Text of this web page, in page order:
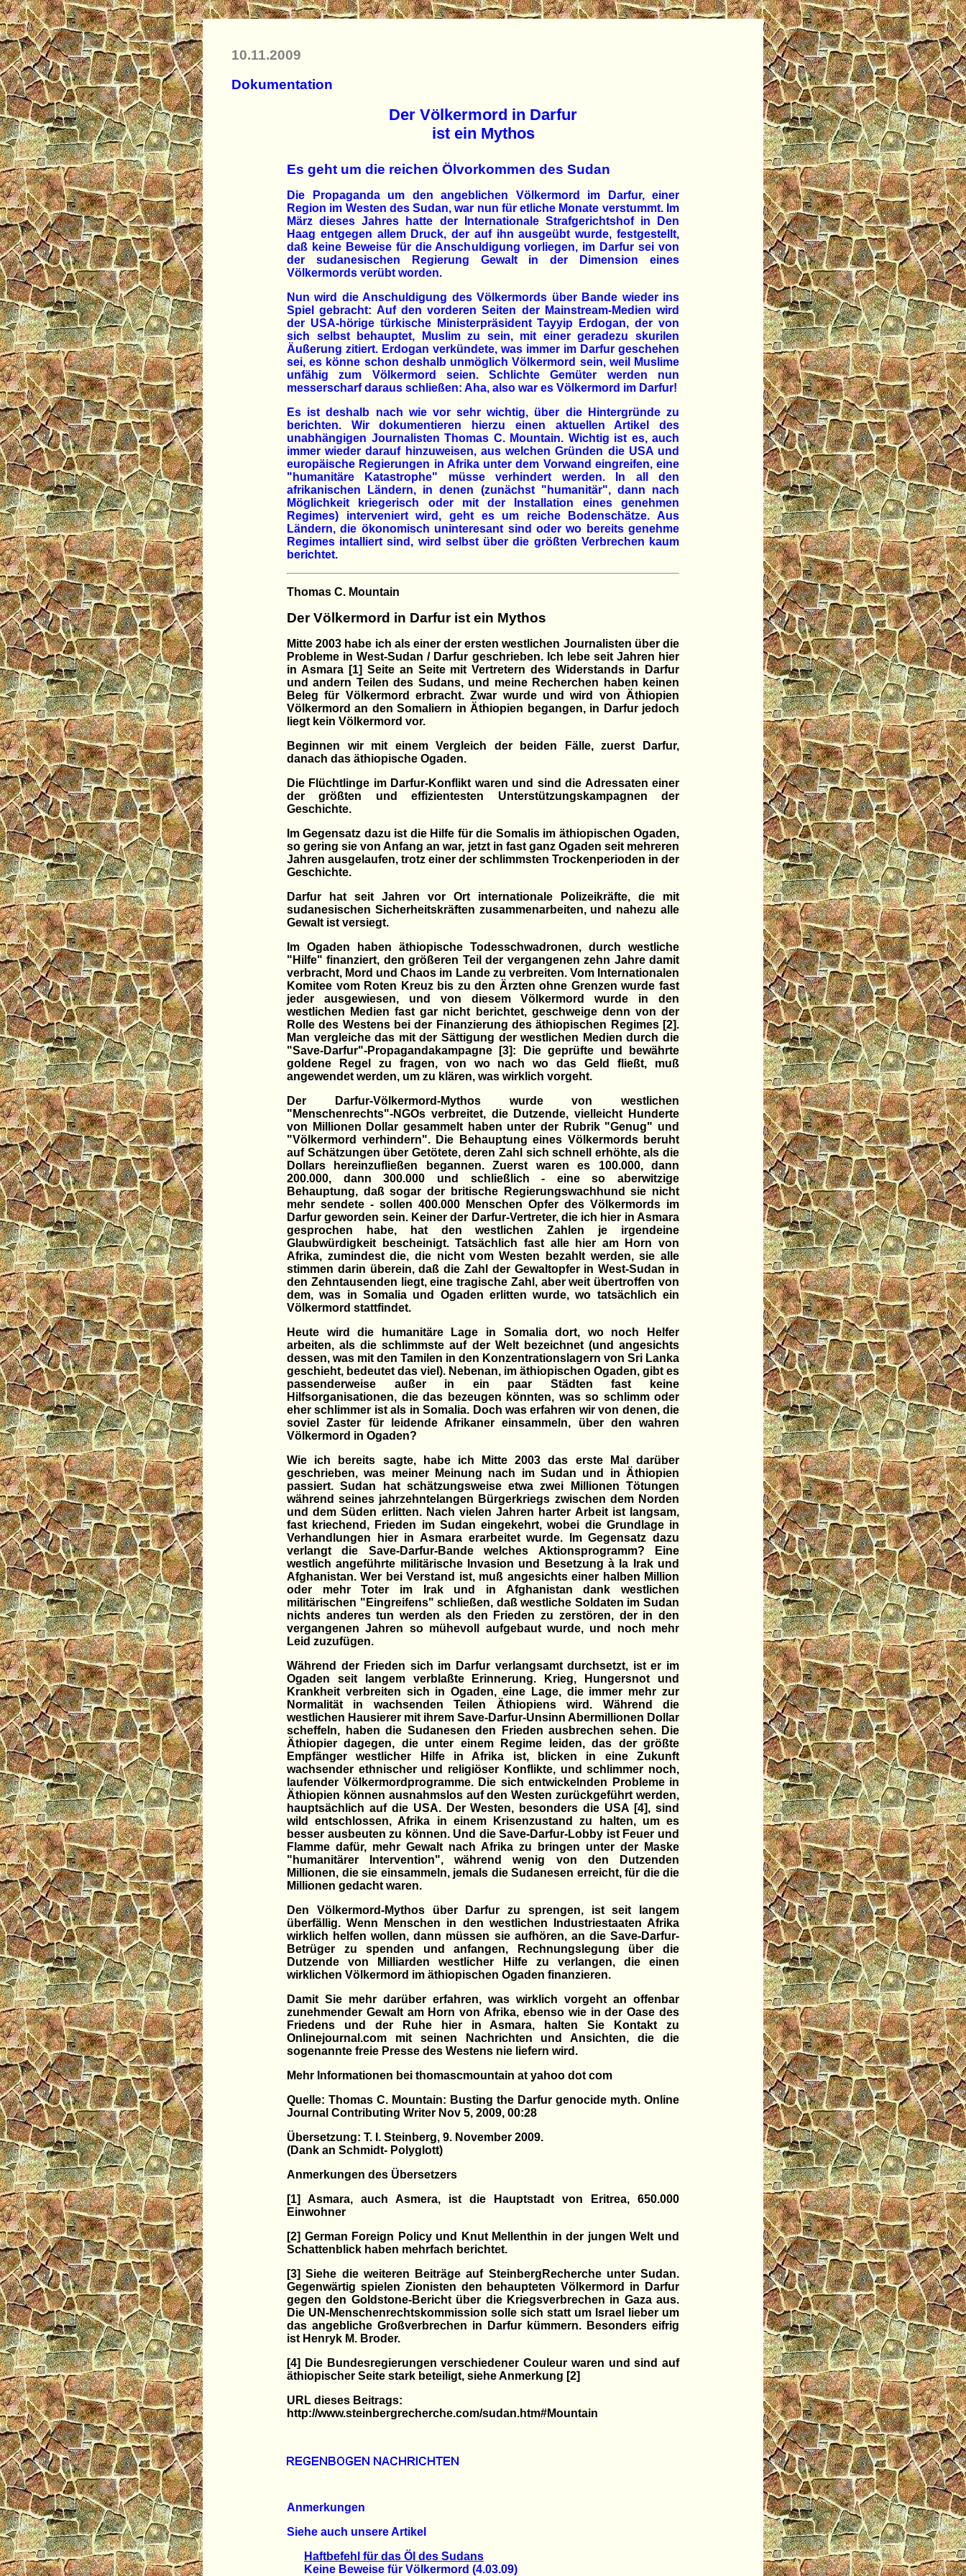
10.11.2009
Dokumentation
Der Völkermord in Darfur
ist ein Mythos
Es geht um die reichen Ölvorkommen des Sudan
Die Propaganda um den angeblichen Völkermord im Darfur, einer
Region im Westen des Sudan, war nun für etliche Monate verstummt. Im
März dieses Jahres hatte der Internationale Strafgerichtshof in Den
Haag entgegen allem Druck, der auf ihn ausgeübt wurde, festgestellt,
daß keine Beweise für die Anschuldigung vorliegen, im Darfur sei von
der sudanesischen Regierung Gewalt in der Dimension eines
Völkermords verübt worden.
Nun wird die Anschuldigung des Völkermords über Bande wieder ins
Spiel gebracht: Auf den vorderen Seiten der Mainstream-Medien wird
der USA-hörige türkische Ministerpräsident Tayyip Erdogan, der von
sich selbst behauptet, Muslim zu sein, mit einer geradezu skurilen
Äußerung zitiert. Erdogan verkündete, was immer im Darfur geschehen
sei, es könne schon deshalb unmöglich Völkermord sein, weil Muslime
unfähig zum Völkermord seien. Schlichte Gemüter werden nun
messerscharf daraus schließen: Aha, also war es Völkermord im Darfur!
Es ist deshalb nach wie vor sehr wichtig, über die Hintergründe zu
berichten. Wir dokumentieren hierzu einen aktuellen Artikel des
unabhängigen Journalisten Thomas C. Mountain. Wichtig ist es, auch
immer wieder darauf hinzuweisen, aus welchen Gründen die USA und
europäische Regierungen in Afrika unter dem Vorwand eingreifen, eine
"humanitäre Katastrophe" müsse verhindert werden. In all den
afrikanischen Ländern, in denen (zunächst "humanitär", dann nach
Möglichkeit kriegerisch oder mit der Installation eines genehmen
Regimes) interveniert wird, geht es um reiche Bodenschätze. Aus
Ländern, die ökonomisch uninteresant sind oder wo bereits genehme
Regimes intalliert sind, wird selbst über die größten Verbrechen kaum
berichtet.
Thomas C. Mountain
Der Völkermord in Darfur ist ein Mythos
Mitte 2003 habe ich als einer der ersten westlichen Journalisten über die
Probleme in West-Sudan / Darfur geschrieben. Ich lebe seit Jahren hier
in Asmara [1] Seite an Seite mit Vertretern des Widerstands in Darfur
und andern Teilen des Sudans, und meine Recherchen haben keinen
Beleg für Völkermord erbracht. Zwar wurde und wird von Äthiopien
Völkermord an den Somaliern in Äthiopien begangen, in Darfur jedoch
liegt kein Völkermord vor.
Beginnen wir mit einem Vergleich der beiden Fälle, zuerst Darfur,
danach das äthiopische Ogaden.
Die Flüchtlinge im Darfur-Konflikt waren und sind die Adressaten einer
der größten und effizientesten Unterstützungskampagnen der
Geschichte.
Im Gegensatz dazu ist die Hilfe für die Somalis im äthiopischen Ogaden,
so gering sie von Anfang an war, jetzt in fast ganz Ogaden seit mehreren
Jahren ausgelaufen, trotz einer der schlimmsten Trockenperioden in der
Geschichte.
Darfur hat seit Jahren vor Ort internationale Polizeikräfte, die mit
sudanesischen Sicherheitskräften zusammenarbeiten, und nahezu alle
Gewalt ist versiegt.
Im Ogaden haben äthiopische Todesschwadronen, durch westliche
"Hilfe" finanziert, den größeren Teil der vergangenen zehn Jahre damit
verbracht, Mord und Chaos im Lande zu verbreiten. Vom Internationalen
Komitee vom Roten Kreuz bis zu den Ärzten ohne Grenzen wurde fast
jeder ausgewiesen, und von diesem Völkermord wurde in den
westlichen Medien fast gar nicht berichtet, geschweige denn von der
Rolle des Westens bei der Finanzierung des äthiopischen Regimes [2].
Man vergleiche das mit der Sättigung der westlichen Medien durch die
"Save-Darfur"-Propagandakampagne [3]: Die geprüfte und bewährte
goldene Regel zu fragen, von wo nach wo das Geld fließt, muß
angewendet werden, um zu klären, was wirklich vorgeht.
Der Darfur-Völkermord-Mythos wurde von westlichen
"Menschenrechts"-NGOs verbreitet, die Dutzende, vielleicht Hunderte
von Millionen Dollar gesammelt haben unter der Rubrik "Genug" und
"Völkermord verhindern". Die Behauptung eines Völkermords beruht
auf Schätzungen über Getötete, deren Zahl sich schnell erhöhte, als die
Dollars hereinzufließen begannen. Zuerst waren es 100.000, dann
200.000, dann 300.000 und schließlich - eine so aberwitzige
Behauptung, daß sogar der britische Regierungswachhund sie nicht
mehr sendete - sollen 400.000 Menschen Opfer des Völkermords im
Darfur geworden sein. Keiner der Darfur-Vertreter, die ich hier in Asmara
gesprochen habe, hat den westlichen Zahlen je irgendeine
Glaubwürdigkeit bescheinigt. Tatsächlich fast alle hier am Horn von
Afrika, zumindest die, die nicht vom Westen bezahlt werden, sie alle
stimmen darin überein, daß die Zahl der Gewaltopfer in West-Sudan in
den Zehntausenden liegt, eine tragische Zahl, aber weit übertroffen von
dem, was in Somalia und Ogaden erlitten wurde, wo tatsächlich ein
Völkermord stattfindet.
Heute wird die humanitäre Lage in Somalia dort, wo noch Helfer
arbeiten, als die schlimmste auf der Welt bezeichnet (und angesichts
dessen, was mit den Tamilen in den Konzentrationslagern von Sri Lanka
geschieht, bedeutet das viel). Nebenan, im äthiopischen Ogaden, gibt es
passenderweise außer in ein paar Städten fast keine
Hilfsorganisationen, die das bezeugen könnten, was so schlimm oder
eher schlimmer ist als in Somalia. Doch was erfahren wir von denen, die
soviel Zaster für leidende Afrikaner einsammeln, über den wahren
Völkermord in Ogaden?
Wie ich bereits sagte, habe ich Mitte 2003 das erste Mal darüber
geschrieben, was meiner Meinung nach im Sudan und in Äthiopien
passiert. Sudan hat schätzungsweise etwa zwei Millionen Tötungen
während seines jahrzehntelangen Bürgerkriegs zwischen dem Norden
und dem Süden erlitten. Nach vielen Jahren harter Arbeit ist langsam,
fast kriechend, Frieden im Sudan eingekehrt, wobei die Grundlage in
Verhandlungen hier in Asmara erarbeitet wurde. Im Gegensatz dazu
verlangt die Save-Darfur-Bande welches Aktionsprogramm? Eine
westlich angeführte militärische Invasion und Besetzung à la Irak und
Afghanistan. Wer bei Verstand ist, muß angesichts einer halben Million
oder mehr Toter im Irak und in Afghanistan dank westlichen
militärischen "Eingreifens" schließen, daß westliche Soldaten im Sudan
nichts anderes tun werden als den Frieden zu zerstören, der in den
vergangenen Jahren so mühevoll aufgebaut wurde, und noch mehr
Leid zuzufügen.
Während der Frieden sich im Darfur verlangsamt durchsetzt, ist er im
Ogaden seit langem verblaßte Erinnerung. Krieg, Hungersnot und
Krankheit verbreiten sich in Ogaden, eine Lage, die immer mehr zur
Normalität in wachsenden Teilen Äthiopiens wird. Während die
westlichen Hausierer mit ihrem Save-Darfur-Unsinn Abermillionen Dollar
scheffeln, haben die Sudanesen den Frieden ausbrechen sehen. Die
Äthiopier dagegen, die unter einem Regime leiden, das der größte
Empfänger westlicher Hilfe in Afrika ist, blicken in eine Zukunft
wachsender ethnischer und religiöser Konflikte, und schlimmer noch,
laufender Völkermordprogramme. Die sich entwickelnden Probleme in
Äthiopien können ausnahmslos auf den Westen zurückgeführt werden,
hauptsächlich auf die USA. Der Westen, besonders die USA [4], sind
wild entschlossen, Afrika in einem Krisenzustand zu halten, um es
besser ausbeuten zu können. Und die Save-Darfur-Lobby ist Feuer und
Flamme dafür, mehr Gewalt nach Afrika zu bringen unter der Maske
"humanitärer Intervention", während wenig von den Dutzenden
Millionen, die sie einsammeln, jemals die Sudanesen erreicht, für die die
Millionen gedacht waren.
Den Völkermord-Mythos über Darfur zu sprengen, ist seit langem
überfällig. Wenn Menschen in den westlichen Industriestaaten Afrika
wirklich helfen wollen, dann müssen sie aufhören, an die Save-Darfur-
Betrüger zu spenden und anfangen, Rechnungslegung über die
Dutzende von Milliarden westlicher Hilfe zu verlangen, die einen
wirklichen Völkermord im äthiopischen Ogaden finanzieren.
Damit Sie mehr darüber erfahren, was wirklich vorgeht an offenbar
zunehmender Gewalt am Horn von Afrika, ebenso wie in der Oase des
Friedens und der Ruhe hier in Asmara, halten Sie Kontakt zu
Onlinejournal.com mit seinen Nachrichten und Ansichten, die die
sogenannte freie Presse des Westens nie liefern wird.
Mehr Informationen bei thomascmountain at yahoo dot com
Quelle: Thomas C. Mountain: Busting the Darfur genocide myth. Online
Journal Contributing Writer Nov 5, 2009, 00:28
Übersetzung: T. I. Steinberg, 9. November 2009.
(Dank an Schmidt- Polyglott)
Anmerkungen des Übersetzers
[1] Asmara, auch Asmera, ist die Hauptstadt von Eritrea, 650.000
Einwohner
[2] German Foreign Policy und Knut Mellenthin in der jungen Welt und
Schattenblick haben mehrfach berichtet.
[3] Siehe die weiteren Beiträge auf SteinbergRecherche unter Sudan.
Gegenwärtig spielen Zionisten den behaupteten Völkermord in Darfur
gegen den Goldstone-Bericht über die Kriegsverbrechen in Gaza aus.
Die UN-Menschenrechtskommission solle sich statt um Israel lieber um
das angebliche Großverbrechen in Darfur kümmern. Besonders eifrig
ist Henryk M. Broder.
[4] Die Bundesregierungen verschiedener Couleur waren und sind auf
äthiopischer Seite stark beteiligt, siehe Anmerkung [2]
URL dieses Beitrags:
http://www.steinbergrecherche.com/sudan.htm#Mountain
Anmerkungen
Siehe auch unsere Artikel
Haftbefehl für das Öl des Sudans
Keine Beweise für Völkermord (4.03.09)